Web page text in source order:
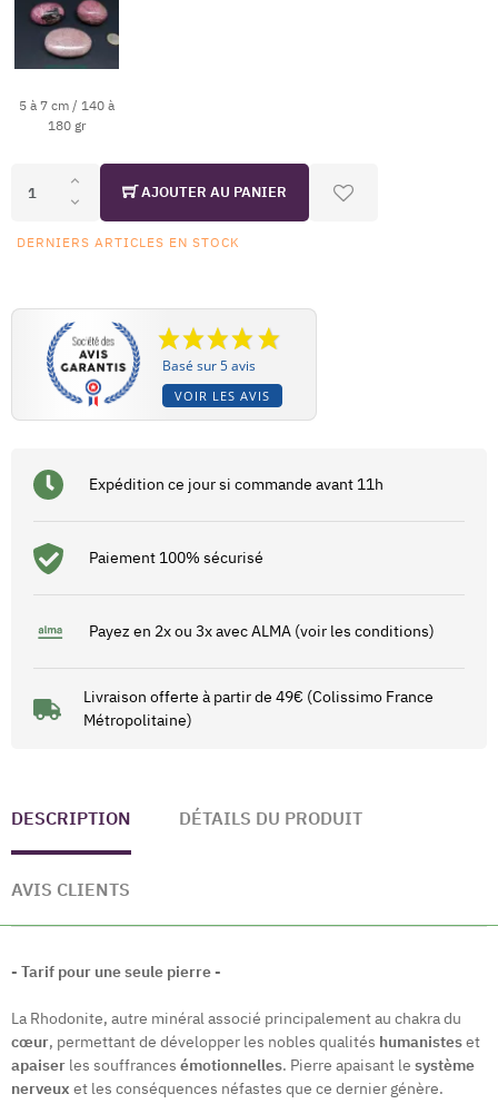
5 à 7 cm / 140 à
180 gr
AJOUTER AU PANIER
DERNIERS ARTICLES EN STOCK
Basé sur 5 avis
VOIR LES AVIS
Expédition ce jour si commande avant 11h
Paiement 100% sécurisé
Payez en 2x ou 3x avec ALMA (voir les conditions)
Livraison offerte à partir de 49€ (Colissimo France
Métropolitaine)
DESCRIPTION DÉTAILS DU PRODUIT
AVIS CLIENTS
- Tarif pour une seule pierre -
La Rhodonite, autre minéral associé principalement au chakra du
cœur, permettant de développer les nobles qualités humanisteset
apaiser les souffrances émotionnelles. Pierre apaisant le système
nerveux et les conséquences néfastes que ce dernier génère.